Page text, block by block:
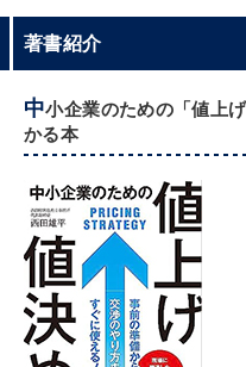
著書紹介
中小企業のための「値上
かる本